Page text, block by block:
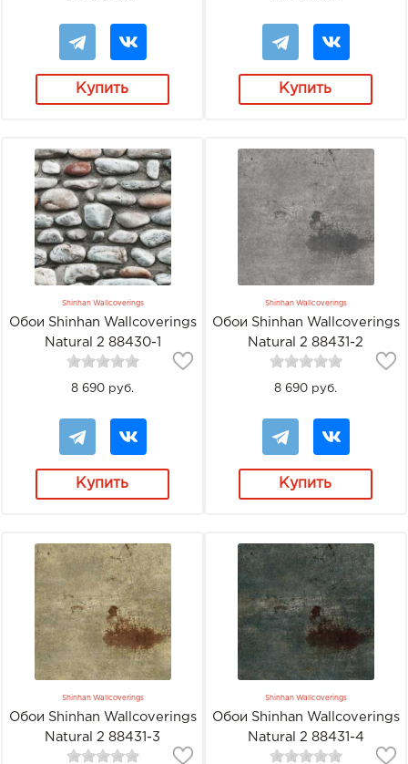
Купить Купить
Shinhan Wallcoverings
Обои Shinhan Wallcoverings
Natural 2 88430-1
8 690 руб.
Купить
Shinhan Wallcoverings
Обои Shinhan Wallcoverings
Natural 2 88431-2
8 690 руб.
Купить
Shinhan Wallcoverings
Обои Shinhan Wallcoverings
Natural 2 88431-3
Shinhan Wallcoverings
Обои Shinhan Wallcoverings
Natural 2 88431-4